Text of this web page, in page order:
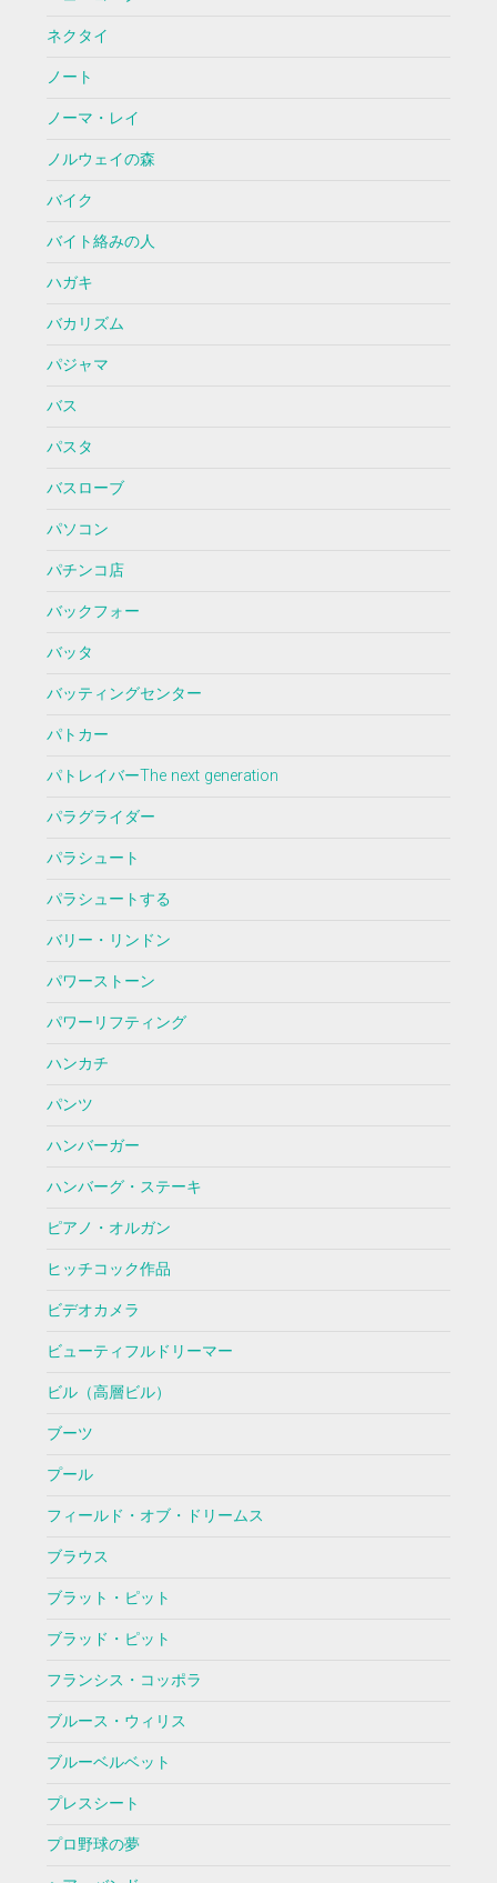
ネクタイ
ノート
ノーマ・レイ
ノルウェイの森
バイク
バイト絡みの人
ハガキ
バカリズム
パジャマ
バス
パスタ
バスローブ
パソコン
パチンコ店
バックフォー
バッタ
バッティングセンター
パトカー
パトレイバーThe next generation
パラグライダー
パラシュート
パラシュートする
バリー・リンドン
パワーストーン
パワーリフティング
ハンカチ
パンツ
ハンバーガー
ハンバーグ・ステーキ
ピアノ・オルガン
ヒッチコック作品
ビデオカメラ
ビューティフルドリーマー
ビル（高層ビル）
ブーツ
プール
フィールド・オブ・ドリームス
ブラウス
ブラット・ピット
ブラッド・ピット
フランシス・コッポラ
ブルース・ウィリス
ブルーベルベット
プレスシート
プロ野球の夢